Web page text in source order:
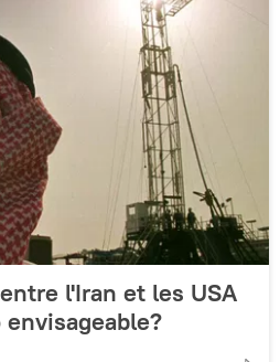
l'Iran et les USA